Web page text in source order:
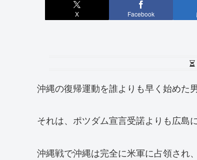
X Facebook
沖縄の復帰運動を誰よりも早く始めた
それは、ポツダム宣言受諾よりも広島
沖縄戦で沖縄は完全に米軍に占領され